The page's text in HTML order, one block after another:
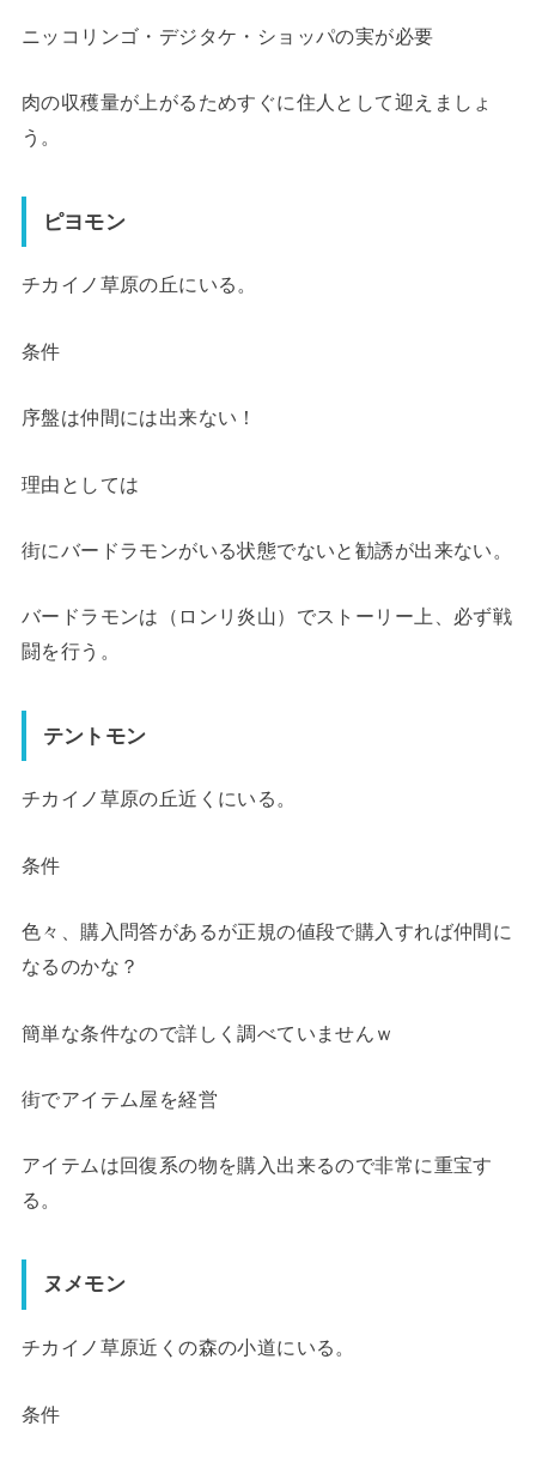
ニッコリンゴ・デジタケ・ショッパの実が必要
肉の収穫量が上がるためすぐに住人として迎えましょ
う。
ピヨモン
チカイノ草原の丘にいる。
条件
序盤は仲間には出来ない！
理由としては
街にバードラモンがいる状態でないと勧誘が出来ない。
バードラモンは（ロンリ炎山）でストーリー上、必ず戦
闘を行う。
テントモン
チカイノ草原の丘近くにいる。
条件
色々、購入問答があるが正規の値段で購入すれば仲間に
なるのかな？
簡単な条件なので詳しく調べていませんｗ
街でアイテム屋を経営
アイテムは回復系の物を購入出来るので非常に重宝す
る。
ヌメモン
チカイノ草原近くの森の小道にいる。
条件